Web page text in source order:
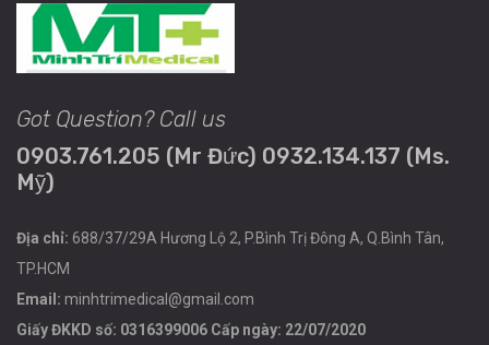
Got Question? Call us
0903.761.205 (Mr Đức) 0932.134.137 (Ms.
Mỹ)
Địa chỉ: 688/37/29A Hương Lộ 2, P.Bình Trị Đông A, Q.Bình Tân,
TP.HCM
Email: minhtrimedical@gmail.com
Giấy ĐKKD số: 0316399006 Cấp ngày: 22/07/2020